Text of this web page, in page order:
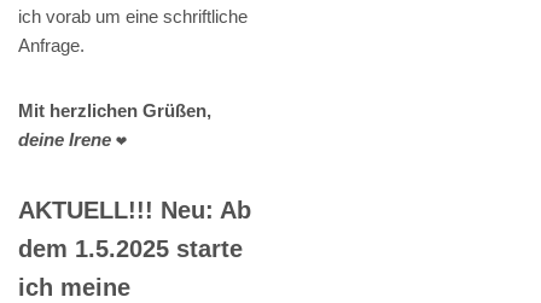
ich vorab um eine schriftliche
Anfrage.
Mit herzlichen Grüßen,
deine Irene ❤️
AKTUELL!!! Neu: Ab
dem 1.5.2025 starte
ich meine